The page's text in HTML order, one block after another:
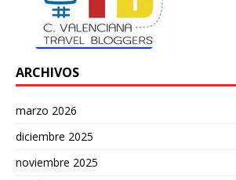
ARCHIVOS
marzo 2026
diciembre 2025
noviembre 2025